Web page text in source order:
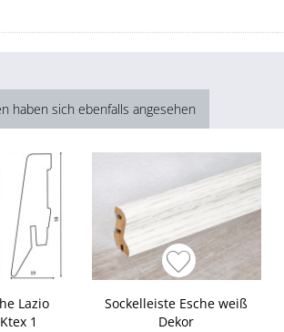
haben sich ebenfalls angesehen
Lazio
1
Sockelleiste Esche weiß
Dekor